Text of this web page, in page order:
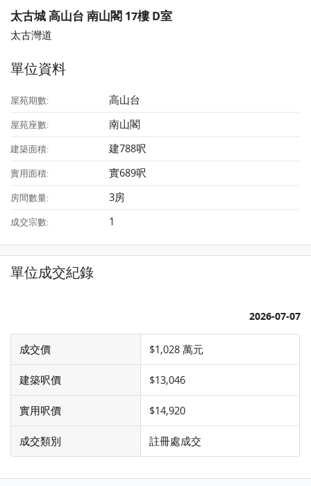
太古城 高山台 南山閣 17樓 D室
太古灣道
單位資料
屋苑期數: 高山台
屋苑座數: 南山閣
建築面積: 建788呎
實用面積: 實689呎
房間數量: 3房
成交宗數: 1
單位成交紀錄
2026-07-07
成交價 $1,028 萬元
建築呎價 $13,046
實用呎價 $14,920
成交類別 註冊處成交